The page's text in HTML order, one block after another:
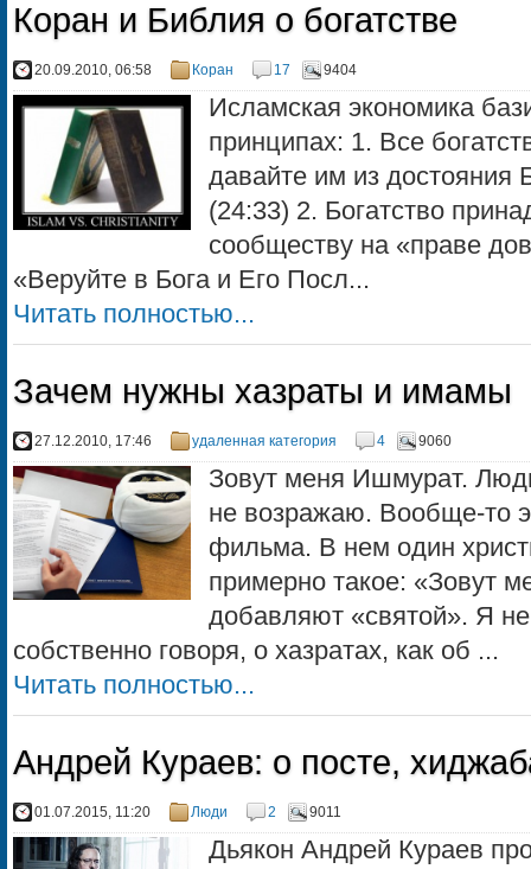
Коран и Библия о богатстве
20.09.2010, 06:58 Коран 17 9404
Исламская экономика
принципах: 1. Все
давайте им из достояния
(24:33) 2. Богатство
сообществу на «праве
«Веруйте в Бога и Его Посл...
Читать полностью...
Зачем нужны хазраты и имамы
27.12.2010, 17:46 удаленная категория 4 9060
Зовут меня Ишмурат.
не возражаю. Вообще-то
фильма. В нем один
примерно такое: «Зовут
добавляют «святой». Я
собственно говоря, о хазратах, как об ...
Читать полностью...
Андрей Кураев: о посте,
01.07.2015, 11:20 Люди 2 9011
Дьякон Андрей Кураев